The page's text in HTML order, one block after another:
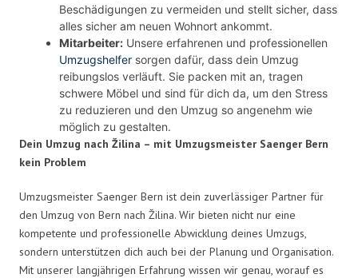
Beschädigungen zu vermeiden und stellt sicher, dass
alles sicher am neuen Wohnort ankommt.
Mitarbeiter: Unsere erfahrenen und professionellen
Umzugshelfer sorgen dafür, dass dein Umzug
reibungslos verläuft. Sie packen mit an, tragen
schwere Möbel und sind für dich da, um den Stress
zu reduzieren und den Umzug so angenehm wie
möglich zu gestalten.
Dein Umzug nach Žilina – mit Umzugsmeister Saenger Bern
kein Problem
Umzugsmeister Saenger Bern ist dein zuverlässiger Partner für
den Umzug von Bern nach Žilina. Wir bieten nicht nur eine
kompetente und professionelle Abwicklung deines Umzugs,
sondern unterstützen dich auch bei der Planung und Organisation.
Mit unserer langjährigen Erfahrung wissen wir genau, worauf es